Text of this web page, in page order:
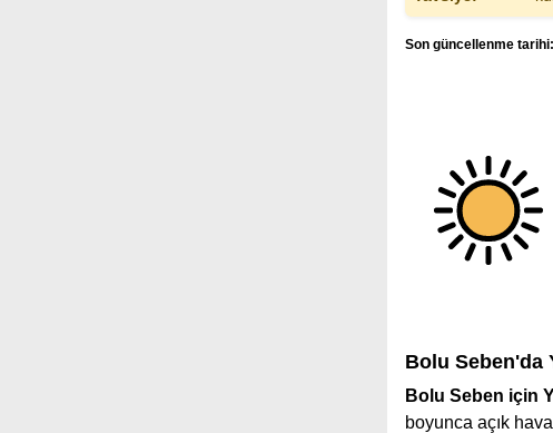
Son güncellenme
Bolu Seben'da
Bolu Seben için
boyunca açık